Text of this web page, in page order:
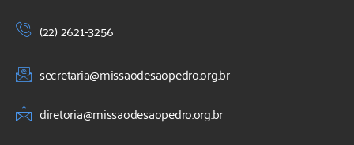
(22) 2621-3256
secretaria@missaodesaopedro.org.br
diretoria@missaodesaopedro.org.br